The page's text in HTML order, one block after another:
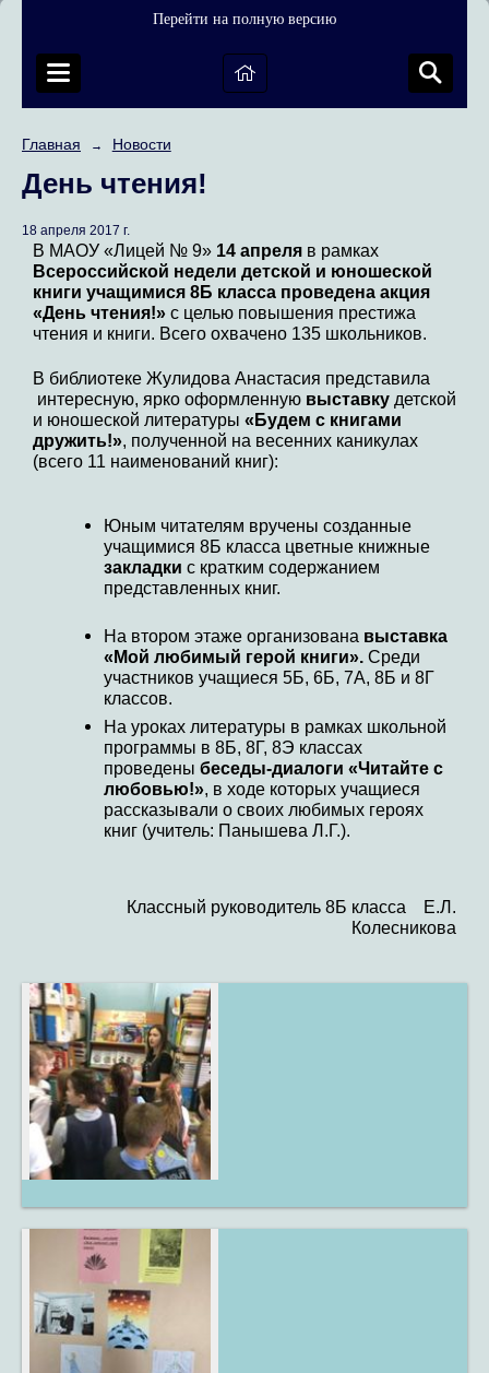
Перейти на полную версию
Главная → Новости
День чтения!
18 апреля 2017 г.
В МАОУ «Лицей № 9» 14 апреля в рамках
Всероссийской недели детской и юношеской
книги учащимися 8Б класса проведена акция
«День чтения!» с целью повышения престижа
чтения и книги. Всего охвачено 135 школьников.
В библиотеке Жулидова Анастасия представила
интересную, ярко оформленную выставку детской
и юношеской литературы «Будем с книгами
дружить!» , полученной на весенних каникулах
(всего 11 наименований книг):
Юным читателям вручены созданные
учащимися 8Б класса цветные книжные
закладки с кратким содержанием
представленных книг.
На втором этаже организована выставка
«Мой любимый герой книги».Среди
участников учащиеся 5Б, 6Б, 7А, 8Б и 8Г
классов.
На уроках литературы в рамках школьной
программы в 8Б, 8Г, 8Э классах
проведены беседы-диалоги «Читайте с
любовью!», в ходе которых учащиеся
рассказывали о своих любимых героях
книг (учитель: Панышева Л.Г.).
Классный руководитель 8Б класса Е.Л.
Колесникова